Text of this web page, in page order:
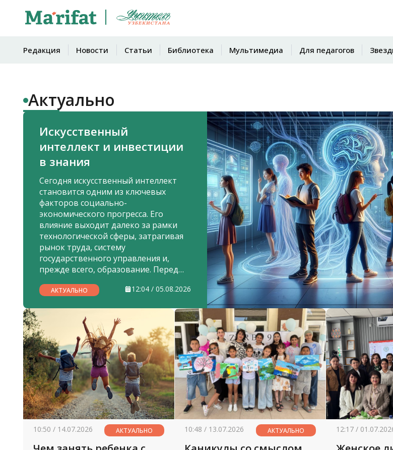
Редакция Новости Статьи Библиотека Мультимедиа Для педагогов
Актуально
Искусственный
интеллект и инвестиции
в знания
Сегодня искусственный интеллект
становится одним из ключевых
факторов социально-
экономического прогресса. Его
влияние выходит далеко за рамки
технологической сферы, затрагивая
рынок труда, систему
государственного управления и,
прежде всего, образование. Перед
стратегическая задача — подготовка
способных эффективно работать в
условиях цифровой трансформации
экономики и общества
АКТУАЛЬНО 12:04 / 05.08.2026
10:50 / 14.07.2026 АКТУАЛЬНО 10:48 / 13.07.2026 АКТУАЛЬНО 12:17 /